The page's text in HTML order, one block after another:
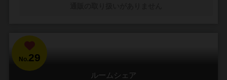
No.29
ルームシェア